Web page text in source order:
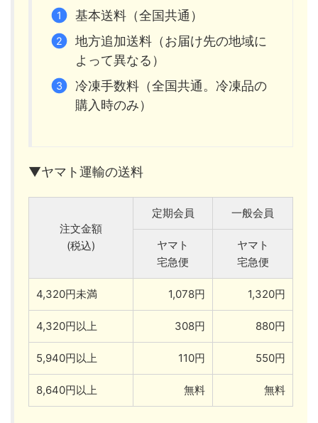
基本送料（全国共通）
地方追加送料（お届け先の地域に
よって異なる）
冷凍手数料（全国共通。冷凍品の
購入時のみ）
▼ヤマト運輸の送料
注文金額
(税込)
定期会員 一般会員
ヤマト
宅急便
ヤマト
宅急便
4,320円未満 1,078円 1,320円
4,320円以上 308円 880円
5,940円以上 110円 550円
8,640円以上 無料 無料